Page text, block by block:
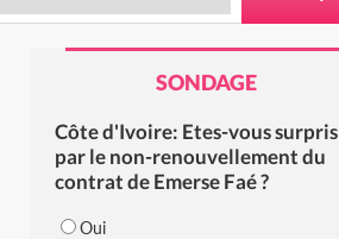
SONDAGE
Côte d'Ivoire: Etes-vous surpris
par le non-renouvellement du
contrat de Emerse Faé ?
Oui